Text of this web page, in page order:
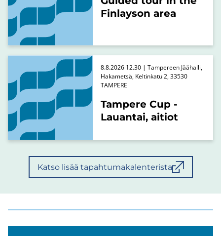
Finlayson area
Tampere Cup -
Lauantai, aitiot
8.8.2026 12.30 | Tampereen Jäähalli,
Hakametsä, Keltinkatu 2, 33530
TAMPERE
Katso lisää tapahtumakalenterista